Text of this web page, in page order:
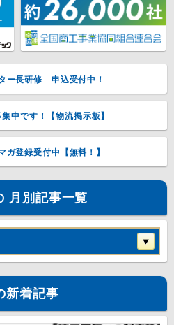
ー長研修 申込受付中！
中です！【物流掲示板】
ガ登録受付中【無料！】
月別記事一覧
新着記事